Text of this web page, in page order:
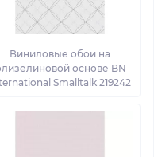
Виниловые обои на
основе BN
Smalltalk 219242